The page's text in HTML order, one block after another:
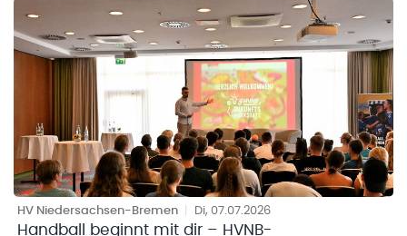
HV Niedersachsen-Bremen Di, 07.07.2026
Handball beginnt mit dir – HVNB-